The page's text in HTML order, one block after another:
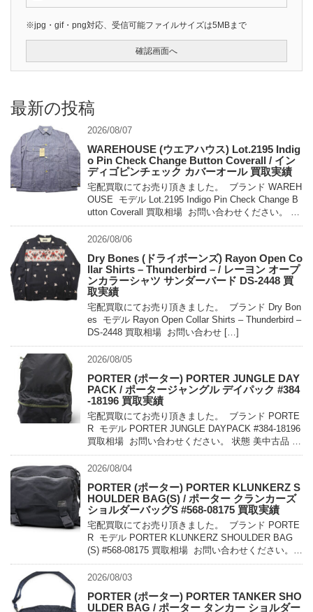
※jpg・gif・png対応、受信可能ファイルサイズは5MBまで
最新の投稿
2026/08/07
WAREHOUSE (ウエアハウス) Lot.2195 Indig
o Pin Check Change Button Coverall / イン
ディゴピンチェック カバーオール 買取実績
宅配買取にてお売り頂きました。 ブランド WAREH
OUSE モデル Lot.2195 Indigo Pin Check Change B
utton Coverall 買取相場 お問い合わせください。 状
態 未使用 […]
2026/08/06
Dry Bones (ドライボーンズ) Rayon Open Co
llar Shirts – Thunderbird – / レーヨン オープ
ンカラーシャツ サンダーバード DS-2448 買
取実績
宅配買取にてお売り頂きました。 ブランド Dry Bon
es モデル Rayon Open Collar Shirts – Thunderbird –
DS-2448 買取相場 お問い合わせ […]
2026/08/05
PORTER (ポーター) PORTER JUNGLE DAY
PACK / ポータージャングル デイパック #384
-18196 買取実績
宅配買取にてお売り頂きました。 ブランド PORTE
R モデル PORTER JUNGLE DAYPACK #384-18196
買取相場 お問い合わせください。 状態 美中古品 軽
量でコンパクトに持ち運べるパッカ […]
2026/08/04
PORTER (ポーター) PORTER KLUNKERZ S
HOULDER BAG(S) / ポーター クランカーズ
ショルダーバッグS #568-08175 買取実績
宅配買取にてお売り頂きました。 ブランド PORTE
R モデル PORTER KLUNKERZ SHOULDER BAG
(S) #568-08175 買取相場 お問い合わせください。
状態 美中古品 メッセンジャー […]
2026/08/03
PORTER (ポーター) PORTER TANKER SHO
ULDER BAG / ポーター タンカー ショルダー